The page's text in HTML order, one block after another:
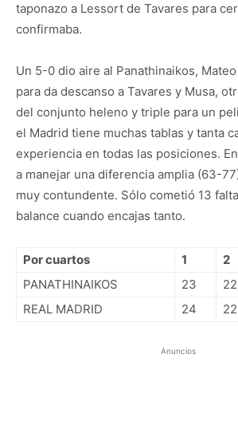
taponazo a Lessort de Tavares para
confirmaba.
Un 5-0 dio aire al Panathinaikos,
para da descanso a Tavares y Musa,
del conjunto heleno y triple para un
el Madrid tiene muchas tablas y tanta
experiencia en todas las posiciones.
a manejar una diferencia amplia (63-
muy contundente. Sólo cometió 13
balance cuando encajas tanto.
Por cuartos 1 2
PANATHINAIKOS
23 22
REAL MADRID
24 22
Anuncios